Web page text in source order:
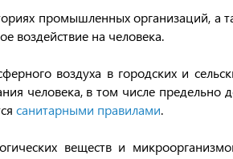
промышленных организаций, а
воздействие на человека.
воздуха в городских и
человека, в том числе
санитарными правилами.
веществ и